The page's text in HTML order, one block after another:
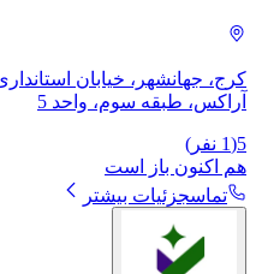
کرج، جهانشهر، خیابان
آراکس، طبقه سوم، واحد 5
5
(
1 نفر)
هم اکنون باز است
تماسجزئیات بیشتر